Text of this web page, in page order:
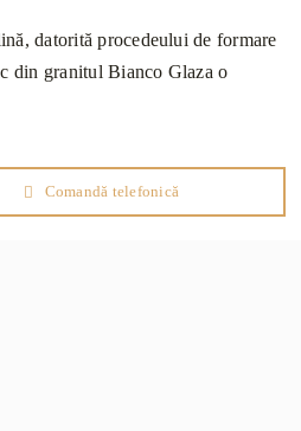
datorită procedeului de formare
din granitul Bianco Glaza o
Comandă telefonică